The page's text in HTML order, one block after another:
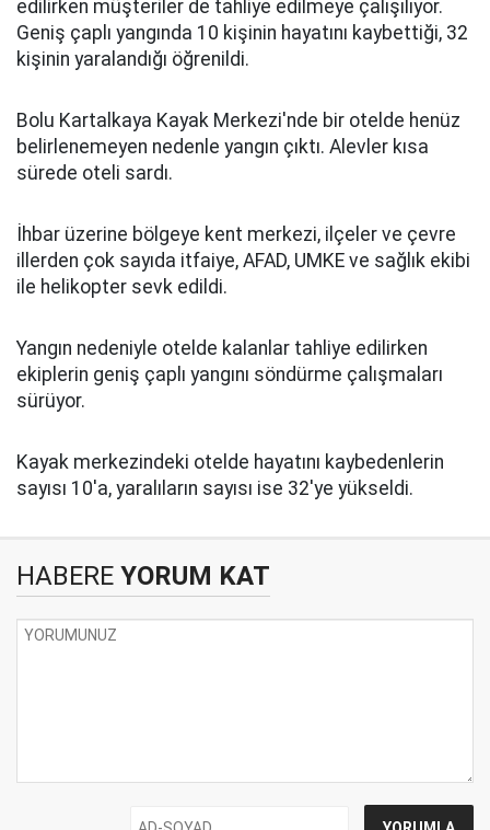
edilirken müşteriler de tahliye edilmeye çalışılıyor.
Geniş çaplı yangında 10 kişinin hayatını kaybettiği, 32
kişinin yaralandığı öğrenildi.
Bolu Kartalkaya Kayak Merkezi'nde bir otelde henüz
belirlenemeyen nedenle yangın çıktı. Alevler kısa
sürede oteli sardı.
İhbar üzerine bölgeye kent merkezi, ilçeler ve çevre
illerden çok sayıda itfaiye, AFAD, UMKE ve sağlık ekibi
ile helikopter sevk edildi.
Yangın nedeniyle otelde kalanlar tahliye edilirken
ekiplerin geniş çaplı yangını söndürme çalışmaları
sürüyor.
Kayak merkezindeki otelde hayatını kaybedenlerin
sayısı 10'a, yaralıların sayısı ise 32'ye yükseldi.
HABERE YORUM KAT